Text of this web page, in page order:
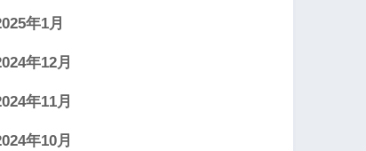
年1月
年12月
年11月
年10月